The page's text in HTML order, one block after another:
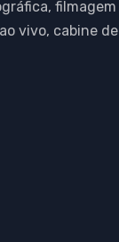
filmagem
vivo, cabine de